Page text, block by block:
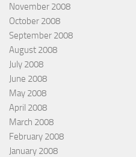
November 2008
October 2008
September 2008
August 2008
July 2008
June 2008
May 2008
April 2008
March 2008
February 2008
January 2008